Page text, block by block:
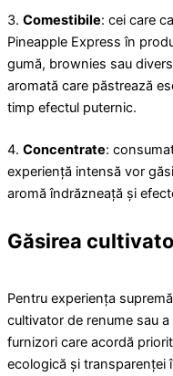
3. Comestibile: cei care
Pineapple Express în
gumă, brownies sau
aromată care păstrează
timp efectul puternic.
4. Concentrate:
experiență intensă vor
aromă îndrăzneață și
Găsirea
Pentru experiența
cultivator de renume sau
furnizori care acordă
ecologică și transparenței